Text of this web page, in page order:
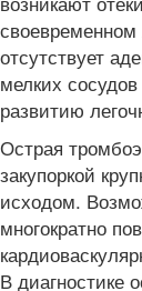
своевременном
отсутствует
мелких
развитию
Острая
закупоркой
исходом.
многократно
В диагностике